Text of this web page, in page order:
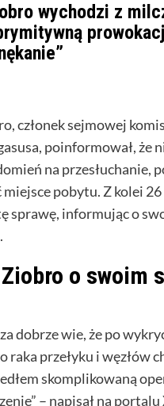
wychodzi z
członek sejmowej
poinformował, że
na przesłuchanie,
pobytu. Z kolei 26
sprawę, informując o
o swoim
dobrze wie, że po
raka przełyku i węzłów
skomplikowaną
– napisał na portalu